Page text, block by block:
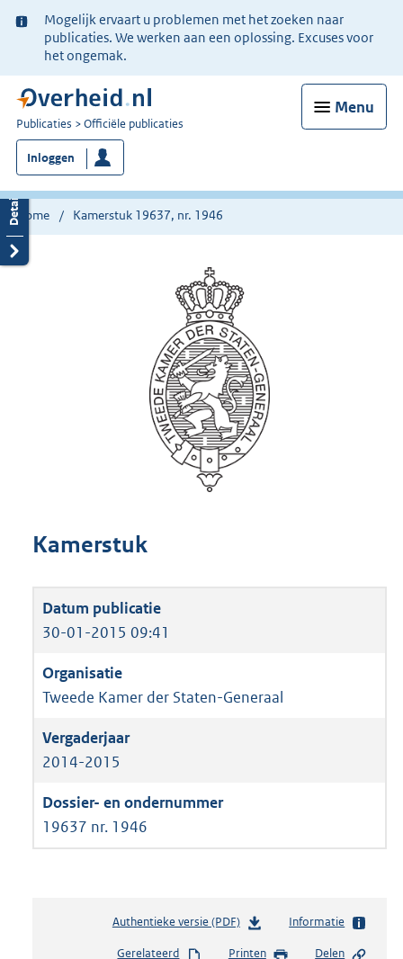
Ter
informatie:
Mogelijk ervaart u problemen met het zoeken naar
publicaties. We werken aan een oplossing. Excuses voor
het ongemak.
Menu
U
bent
nu
hier:
Publicaties Officiële publicaties
Inloggen
Home Kamerstuk 19637, nr. 1946
Kamerstuk
30-01-2015 09:41
Tweede Kamer der Staten-Generaal
2014-2015
19637 nr. 1946
Authentieke versie (PDF)b
Informatie
Gerelateerd Printen Delen